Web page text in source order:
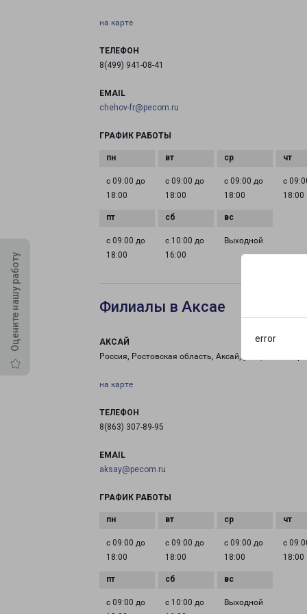
error
Оцените нашу работу
на карте
ТЕЛЕФОН
8(499) 941-08-41
EMAIL
chehov-fr@pecom.ru
ГРАФИК РАБОТЫ
с 09:00 до
18:00
с 09:00 до
18:00
с 09:00 до
18:00
с
18:00
с 09:00 до
18:00
с 10:00 до
16:00
Выходной
Филиалы в Аксае
АКСАЙ
Россия, Ростовская область, Аксай, улица
на карте
ТЕЛЕФОН
8(863) 307-89-95
EMAIL
aksay@pecom.ru
ГРАФИК РАБОТЫ
с 09:00 до
18:00
с 09:00 до
18:00
с 09:00 до
18:00
с
18:00
с 09:00 до
с 10:00 до
Выходной